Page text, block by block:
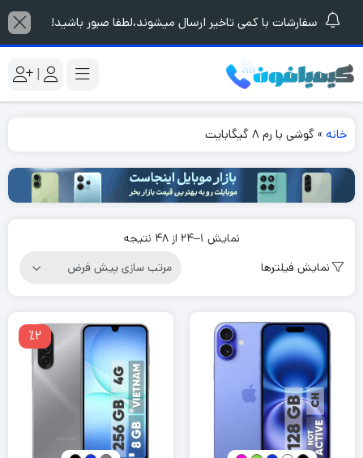
سفارشات با کمی تاخیر ارسال میشوند،لطفا صبور باشید!
|
خانه »گوشی با رم 8 گیگابایت
نمایش 1–24 از 48 نتیجه
نمایش فیلترها
٪2